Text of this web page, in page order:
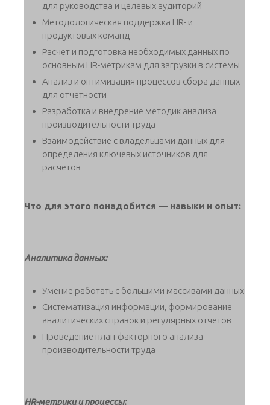
для руководства и целевых аудиторий
Методологическая поддержка HR- и
продуктовых команд
Расчет и подготовка необходимых данных по
основным HR-метрикам для загрузки в системы
Анализ и оптимизация процессов сбора данных
для отчетности
Разработка и внедрение методик анализа
производительности труда
Взаимодействие с владельцами данных для
определения ключевых источников для
расчетов
Что для этого понадобится — навыки и опыт:
Аналитика данных:
Умение работать с большими массивами данных
Систематизация информации, формирование
аналитических справок и регулярных отчетов
Проведение план-факторного анализа
производительности труда
HR-метрики и процессы: